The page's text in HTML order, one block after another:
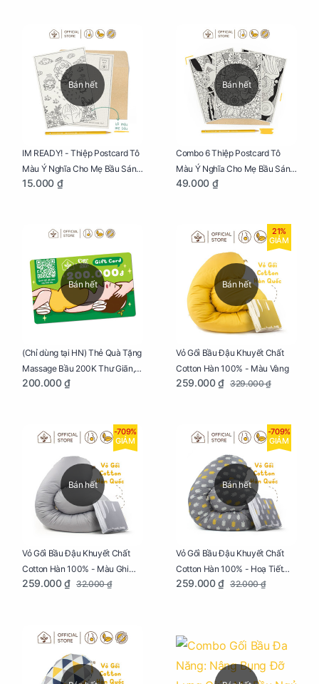
Bán hết
IM READY! - Thiệp Postcard Tô
Màu Ý Nghĩa Cho Mẹ Bầu Sáng
Tạo, Thư Giãn Và Hạnh Phúc
15.000 ₫
Bán hết
Combo 6 Thiệp Postcard Tô
Màu Ý Nghĩa Cho Mẹ Bầu Sáng
Tạo, Thư Giãn Và Hạnh Phúc
49.000 ₫
Bán hết
(Chỉ dùng tại HN) Thẻ Quà Tặng
Massage Bầu 200K Thư Giãn,
Tăng Tuần Hoàn Máu, Ngủ
200.000 ₫
Bán hết
21%
GIẢM
Vỏ Gối Bầu Đậu Khuyết Chất
Cotton Hàn 100% - Màu Vàng
259.000 ₫ 329.000 ₫
Bán hết
-709%
GIẢM
Vỏ Gối Bầu Đậu Khuyết Chất
Cotton Hàn 100% - Màu Ghi
Xám
259.000 ₫ 32.000 ₫
Bán hết
-709%
GIẢM
Vỏ Gối Bầu Đậu Khuyết Chất
Cotton Hàn 100% - Hoạ Tiết
Xương Cá
259.000 ₫ 32.000 ₫